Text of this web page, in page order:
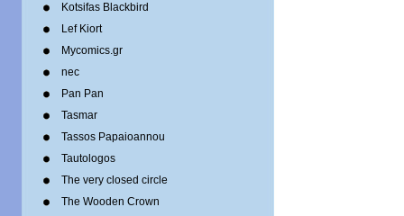
Kotsifas Blackbird
Lef Kiort
Mycomics.gr
nec
Pan Pan
Tasmar
Tassos Papaioannou
Tautologos
The very closed circle
The Wooden Crown